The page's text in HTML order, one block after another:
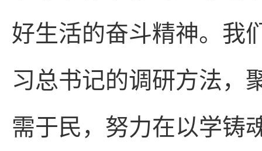
好生活的奋斗精神。我
习总书记的调研方法，
需于民，努力在以学铸